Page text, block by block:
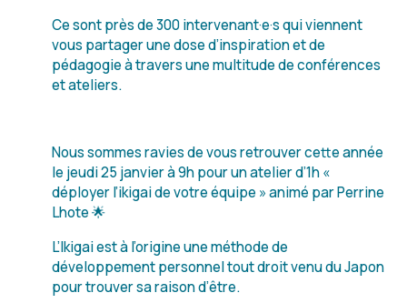
Ce sont près de 300 intervenant·e·s qui viennent
vous partager une dose d’inspiration et de
pédagogie à travers une multitude de conférences
et ateliers.
Nous sommes ravies de vous retrouver cette année
le jeudi 25 janvier à 9h pour un atelier d’1h «
déployer l’ikigai de votre équipe » animé par Perrine
Lhote 🌟
L’Ikigai est à l’origine une méthode de
développement personnel tout droit venu du Japon
pour trouver sa raison d’être.